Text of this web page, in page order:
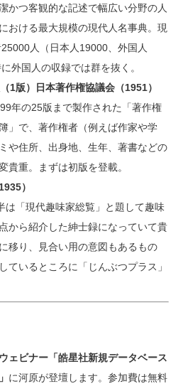
かつ客観的な記述で幅広い分野の人
おける最大規模の現代人名事典。現
人（日本人19000、外国人
外国人の収録では群を抜く。
1版）
日本著作権協議会（1951）
年の25版まで製作された「著作権
」で、著作権者（例えば作家や学
や住所、出身地、生年、著書などの
貴重。まずは初版を登載。
）
「現代趣味家総覧」と題して趣味
から紹介した紳士録になっていて貴
移り、見合い用の意図もあるもの
ているところに「じんぶつプラス」
ェビナー「皓星社新規データベース
に河原が登壇します。参加費は無料